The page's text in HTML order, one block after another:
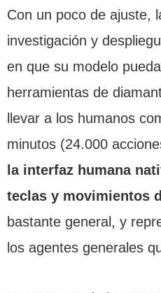
Con un poco de ajuste,
investigación y
en que su modelo
herramientas de
llevar a los humanos
minutos (24.000
la interfaz humana
teclas y movimientos
bastante general, y
los agentes generales